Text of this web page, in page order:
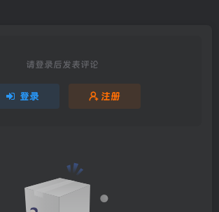
请登录后发表评论
登录 注册